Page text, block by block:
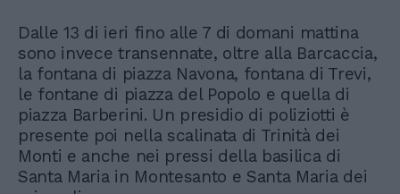
Dalle 13 di ieri fino alle 7 di domani mattina
sono invece transennate, oltre alla Barcaccia,
la fontana di piazza Navona, fontana di Trevi,
le fontane di piazza del Popolo e quella di
piazza Barberini. Un presidio di poliziotti è
presente poi nella scalinata di Trinità dei
Monti e anche nei pressi della basilica di
Santa Maria in Montesanto e Santa Maria dei